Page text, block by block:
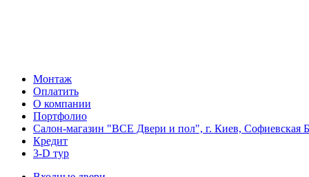
Монтаж
Оплатить
О компании
Портфолио
Салон-магазин "ВСЕ Двери и пол", г. Киев, Софиевская
Кредит
3-D тур